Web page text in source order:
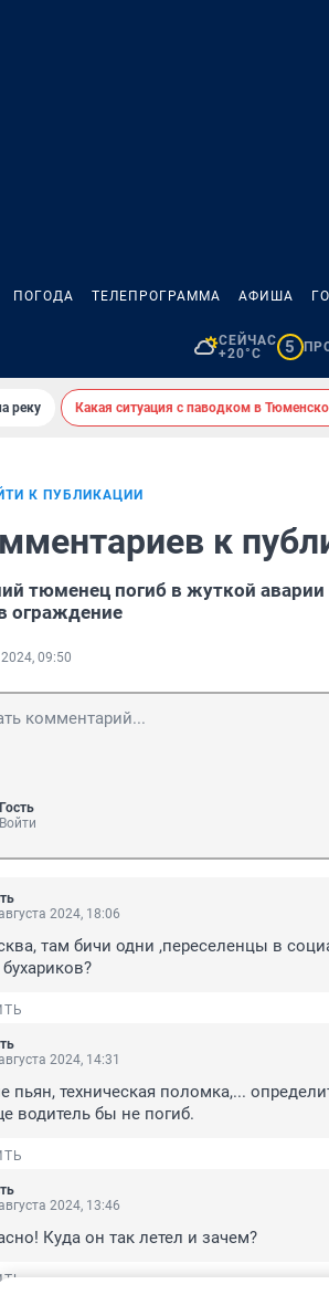
ПОГОДА ТЕЛЕПРОГРАММА АФИША
СЕЙЧАС
+20°C
5
реку Какая ситуация с паводком в
К ПУБЛИКАЦИИ
к
тюменец погиб в жуткой аварии
ограждение
09:50
Гость
Войти
2024, 18:06
там бичи одни ,переселенцы в
бухариков?
2024, 14:31
пьян, техническая поломка,...
водитель бы не погиб.
2024, 13:46
Куда он так летел и зачем?